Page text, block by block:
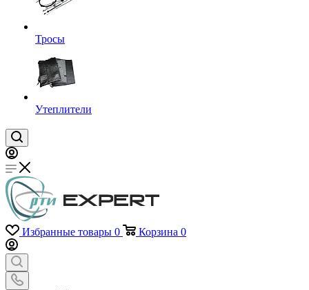
Тросы
Утеплители
Избранные товары 0 Корзина 0